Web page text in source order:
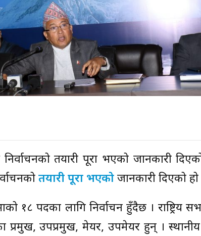
निर्वाचनको तयारी पूरा भएको जानकारी
तयारी पूरा भएको जानकारी दिएको हो
१८ पदका लागि निर्वाचन हुँदैछ । राष्ट्रिय
प्रमुख, उपप्रमुख, मेयर, उपमेयर हुन् ।